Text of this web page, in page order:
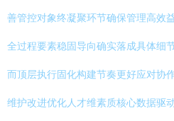
善管控对象终凝聚环节确保管理高效
全过程要素稳固导向确实落成具体细
而顶层执行固化构建节奏更好应对协
维护改进优化人才维素质核心数据驱